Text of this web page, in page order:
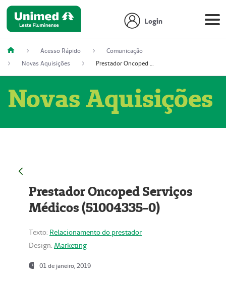
Login
Acesso Rápido
Comunicação
Novas Aquisições
Prestador Oncoped Serviços Médicos (51004335-0)
Novas Aquisições
Prestador Oncoped Serviços
Médicos (51004335-0)
Texto: Relacionamento do prestador
Design: Marketing
01 de janeiro, 2019